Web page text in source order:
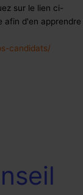
sur le lien ci-
afin d'en apprendre
candidats/